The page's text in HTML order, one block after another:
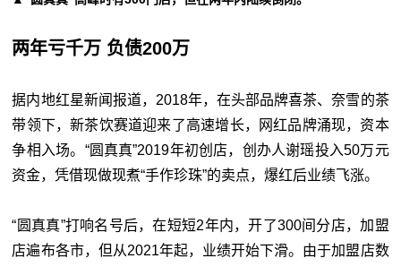
两年亏千万 负债200万
据内地红星新闻报道，2018年，在头部品牌喜茶、奈雪的茶
带领下，新茶饮赛道迎来了高速增长，网红品牌涌现，资本
争相入场。“圆真真”2019年初创店，创办人谢瑶投入50万元
资金，凭借现做现煮“手作珍珠”的卖点，爆红后业绩飞涨。
“圆真真”打响名号后，在短短2年内，开了300间分店，加盟
店遍布各市，但从2021年起，业绩开始下滑。由于加盟店数